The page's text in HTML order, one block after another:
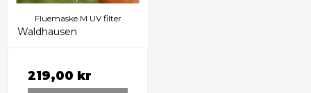
Fluemaske M UV filter
Waldhausen
219,00 kr